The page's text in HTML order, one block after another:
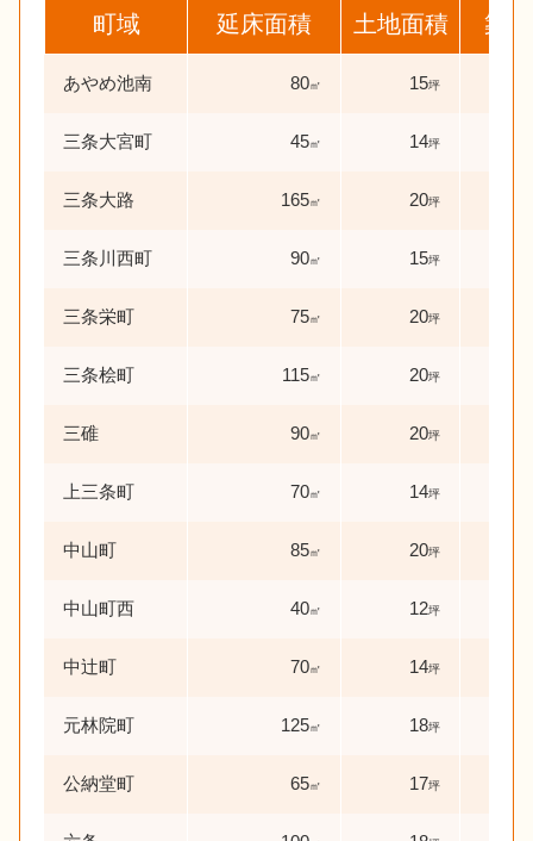
町域 延床面積 土地面積 築
あやめ池南 80㎡ 15坪
三条大宮町 45㎡ 14坪
三条大路 165㎡ 20坪
三条川西町 90㎡ 15坪
三条栄町 75㎡ 20坪
三条桧町 115㎡ 20坪
三碓 90㎡ 20坪
上三条町 70㎡ 14坪
中山町 85㎡ 20坪
中山町西 40㎡ 12坪
中辻町 70㎡ 14坪
元林院町 125㎡ 18坪
公納堂町 65㎡ 17坪